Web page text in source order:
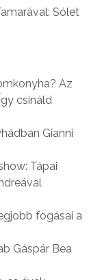
Sólet
Az
csináld
Gianni
Tápai
fogásai a
Gáspár Bea